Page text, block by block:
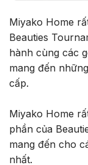
Miyako Home
Beauties
hành cùng các
mang đến
cấp.
Miyako Home
phần của
mang đến cho
nhất.